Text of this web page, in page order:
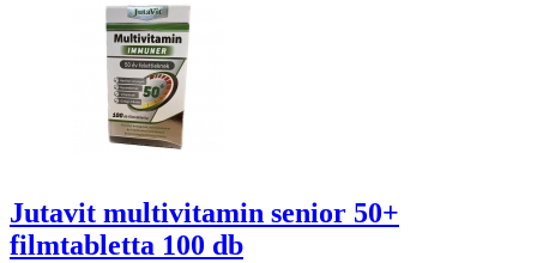
Jutavit multivitamin senior 50+
filmtabletta 100 db